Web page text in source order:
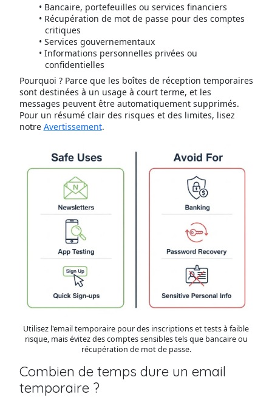
Bancaire, portefeuilles ou services financiers
Récupération de mot de passe pour des comptes
critiques
Services gouvernementaux
Informations personnelles privées ou
confidentielles
Pourquoi ? Parce que les boîtes de réception temporaires
sont destinées à un usage à court terme, et les
messages peuvent être automatiquement supprimés.
Pour un résumé clair des risques et des limites, lisez
notre Avertissement.
Utilisez l'email temporaire pour des inscriptions et tests à faible
risque, mais évitez des comptes sensibles tels que bancaire ou
récupération de mot de passe.
Combien de temps dure un email
temporaire ?